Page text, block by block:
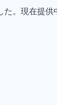
た。現在提